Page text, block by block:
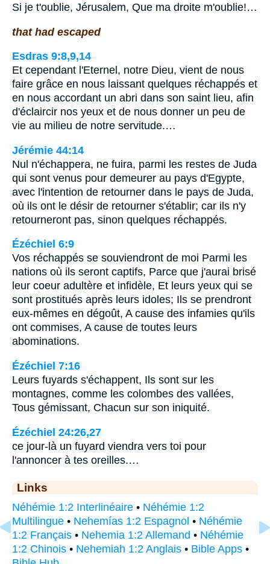
Si je t'oublie, Jérusalem, Que ma droite m'oublie!…
that had escaped
Esdras 9:8,9,14
Et cependant l'Eternel, notre Dieu, vient de nous
faire grâce en nous laissant quelques réchappés et
en nous accordant un abri dans son saint lieu, afin
d'éclaircir nos yeux et de nous donner un peu de
vie au milieu de notre servitude.…
Jérémie 44:14
Nul n'échappera, ne fuira, parmi les restes de Juda
qui sont venus pour demeurer au pays d'Egypte,
avec l'intention de retourner dans le pays de Juda,
où ils ont le désir de retourner s'établir; car ils n'y
retourneront pas, sinon quelques réchappés.
Ézéchiel 6:9
Vos réchappés se souviendront de moi Parmi les
nations où ils seront captifs, Parce que j'aurai brisé
leur coeur adultère et infidèle, Et leurs yeux qui se
sont prostitués après leurs idoles; Ils se prendront
eux-mêmes en dégoût, A cause des infamies qu'ils
ont commises, A cause de toutes leurs
abominations.
Ézéchiel 7:16
Leurs fuyards s'échappent, Ils sont sur les
montagnes, comme les colombes des vallées,
Tous gémissant, Chacun sur son iniquité.
Ézéchiel 24:26,27
ce jour-là un fuyard viendra vers toi pour
l'annoncer à tes oreilles.…
Links
Néhémie 1:2 Interlinéaire • Néhémie 1:2
Multilingue • Nehemías 1:2 Espagnol • Néhémie
1:2 Français • Nehemia 1:2 Allemand • Néhémie
1:2 Chinois • Nehemiah 1:2 Anglais • Bible Apps •